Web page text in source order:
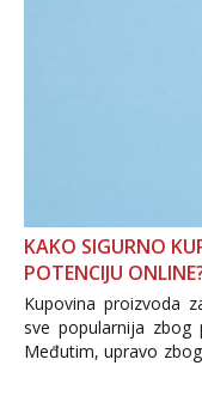
KAKO SIGURNO
POTENCIJU
Kupovina proizvoda
sve popularnija zbog
Međutim, upravo
i brojni